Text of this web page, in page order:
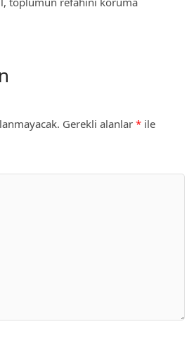
Gerekli alanlar* ile